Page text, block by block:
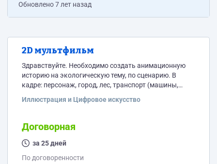
Обновлено7 лет назад
2D мультфильм
Здравствуйте. Необходимо создать анимационную
историю на экологическую тему, по сценарию. В
кадре: персонаж, город, лес, транспорт (машины,
демонстрироваться без звука, но музыка будет в
Хронометраж — 3 минуты.
Иллюстрация и Цифровое искусство
Договорная
за 25 дней
По договоренности